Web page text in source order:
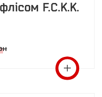
F.C.K.K.